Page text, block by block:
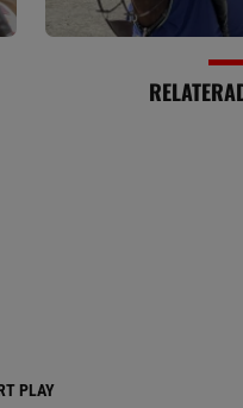
PLAY